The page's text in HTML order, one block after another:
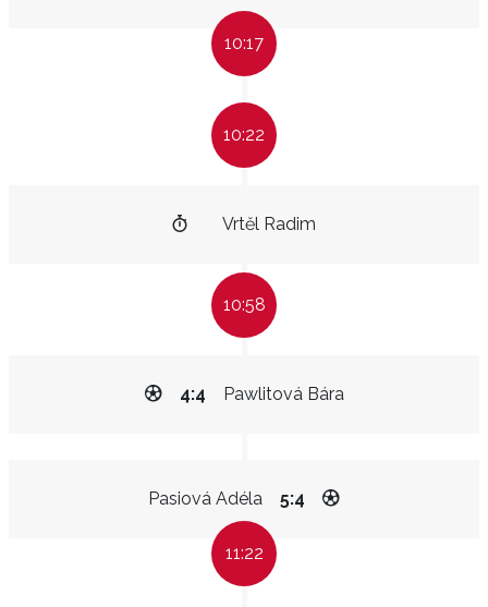
10:17
10:22
Vrtěl Radim
10:58
Pawlitová Bára
4:4
Pasiová Adéla 5:4
11:22